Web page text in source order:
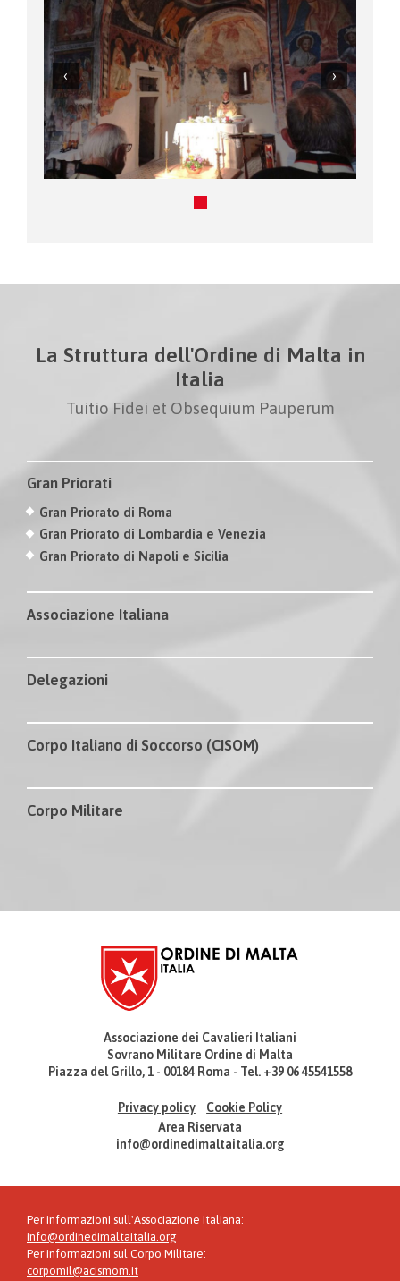
La Struttura dell'Ordine di Malta in
Italia
Tuitio Fidei et Obsequium Pauperum
Gran Priorati
Gran Priorato di Roma
Gran Priorato di Lombardia e Venezia
Gran Priorato di Napoli e Sicilia
Associazione Italiana
Delegazioni
Corpo Italiano di Soccorso (CISOM)
Corpo Militare
Associazione dei Cavalieri Italiani
Sovrano Militare Ordine di Malta
Piazza del Grillo, 1 - 00184 Roma - Tel. +39 06 45541558
Privacy policy
Cookie Policy
Area Riservata
info@ordinedimaltaitalia.org
Per informazioni sull'Associazione Italiana:
info@ordinedimaltaitalia.org
Per informazioni sul Corpo Militare:
corpomil@acismom.it